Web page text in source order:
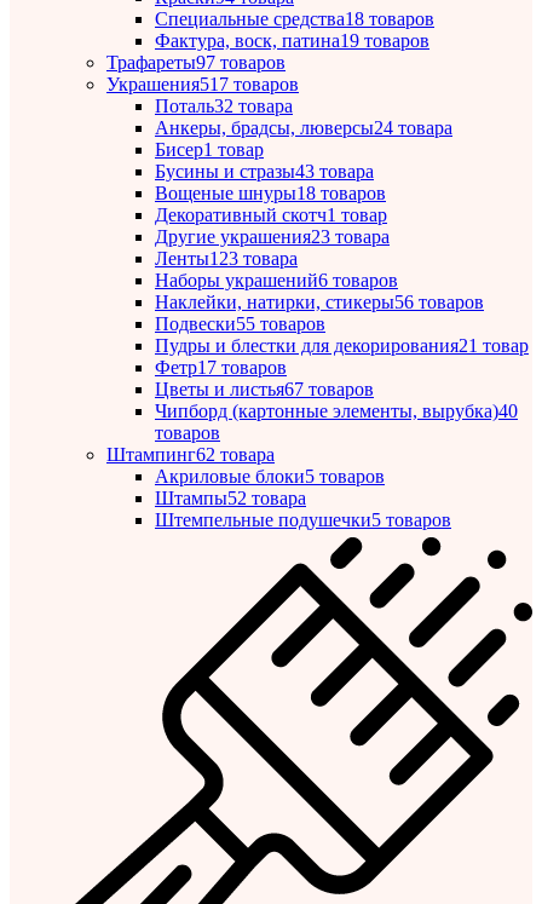
Специальные средства18 товаров
Фактура, воск, патина19 товаров
Трафареты97 товаров
Украшения517 товаров
Поталь32 товара
Анкеры, брадсы, люверсы24 товара
Бисер1 товар
Бусины и стразы43 товара
Вощеные шнуры18 товаров
Декоративный скотч1 товар
Другие украшения23 товара
Ленты123 товара
Наборы украшений6 товаров
Наклейки, натирки, стикеры56 товаров
Подвески55 товаров
Пудры и блестки для декорирования21 товар
Фетр17 товаров
Цветы и листья67 товаров
Чипборд (картонные элементы, вырубка)40
товаров
Штампинг62 товара
Акриловые блоки5 товаров
Штампы52 товара
Штемпельные подушечки5 товаров